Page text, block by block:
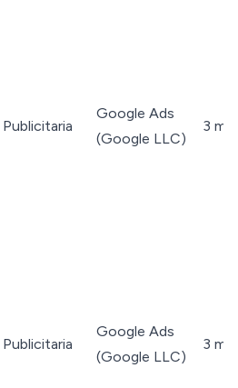
Publicitaria
Google Ads
(Google LLC)
3
Publicitaria
Google Ads
(Google LLC)
3